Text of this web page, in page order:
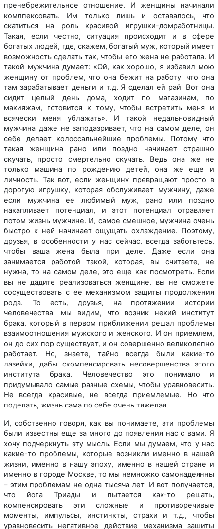
пренебрежительное отношение. И женщины начинали
комлпексовать. Им только лишь и оставалось, что
скатиться на роль красивой игрушки-домработницы.
Такая, если честно, ситуация происходит и в сфере
богатых людей, где, скажем, богатый муж, который имеет
возможность сделать так, чтобы его жена не работала. И
такой мужчина думает: «Ой, как хорошо, я избавил мою
женщину от проблем, что она бежит на работу, что она
там зарабатывает деньги и т.д. Я сделал ей рай. Вот она
сидит целый день дома, ходит по магазинам, по
макияжам, готовится к тому, чтобы встретить меня и
всячески меня ублажать». И такой недальновидный
мужчина даже не заподазривает, что на самом деле, он
себе делает колоссальнейшие проблемы. Потому что
такая женщина рано или поздно начинает страшно
скучать, просто смертельно скучать. Ведь она же не
только машина по рождению детей, она же еще и
личность. Так вот, если женщину превращают просто в
дорогую игрушку, которая обслуживает мужчину, даже
если мужчина ее любимый муж, рано или поздно
накапливает потенциал, и этот потенциал отравляет
потом жизнь мужчине. И, самое смешное, мужчина очень
быстро к ней начинает ощущать охлаждение. Поэтому,
друзья, в особенности у нас сейчас, всегда заботьтесь,
чтобы ваша жена была при деле. Даже если она
занимается работой такой, которая, вы считаете, не
нужна, то на самом деле, это еще как посмотреть. Если
вы не дадите реализоваться женщине, вы не сможете
сосуществовать с ее механизмом защиты продолжения
рода. То есть, друзья, на протяжении истории
человечества, мы видим, что возник некий институт
брака, который в первом приближении решал проблемы
взаимоотношения мужского и женского. И он приемлем,
он до сих пор существует, и он совершенно великолепно
работает. Но, знаете, тайно всегда были какие-то
лазейки, дабы скомпенсировать несовершенства этого
института брака. Человечество это понимало и
придумывало самые разные схемы, чтобы уравновесить.
Не всегда красивые, не всегда приемлемые. Но что
поделать, жизнь сама по себе очень тяжелая.
И, собственно говоря, как вы понимаете, эти проблемы
были известны еще за много до появления нас с вами. Я
хочу подчеркнуть эту мысль. Если мы думаем, что у нас
какие-то проблемы, которые возникли именно в нашей
жизни, именно в нашу эпоху, именно в нашей стране и
именно в городе Москве, то мы немножко самонадеянны
– этим проблемам не одна тысяча лет. И вот получается,
что йога Триады и пытается как-то решать,
компенсировать эти сложные и противоречивые
моменты, импульсы, инстинкты, страхи и т.д., чтобы
уравновесить негативное действие механизма защиты